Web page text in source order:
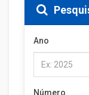
Ano
Número